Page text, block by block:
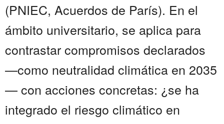
(PNIEC, Acuerdos de París). En el
ámbito universitario, se aplica para
contrastar compromisos declarados
—como neutralidad climática en 2035
— con acciones concretas: ¿se ha
integrado el riesgo climático en